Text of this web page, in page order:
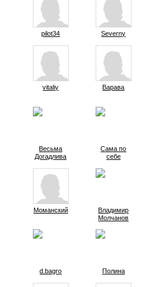
pilot34 Severny
vitaliy Варава
Весьма
Догадлива
Сама по
себе
Моманский
Владимир
Молчанов
d.bagro Полина